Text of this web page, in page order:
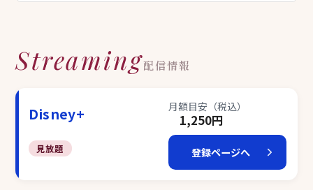
Streaming配信情報
Disney+
見放題
月額目安（税込）
1,250円
登録ページへ